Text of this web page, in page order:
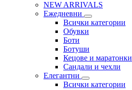
NEW ARRIVALS
Ежедневни
Всички категории
Обувки
Боти
Ботуши
Кецове и маратонки
Сандали и чехли
Елегантни
Всички категории